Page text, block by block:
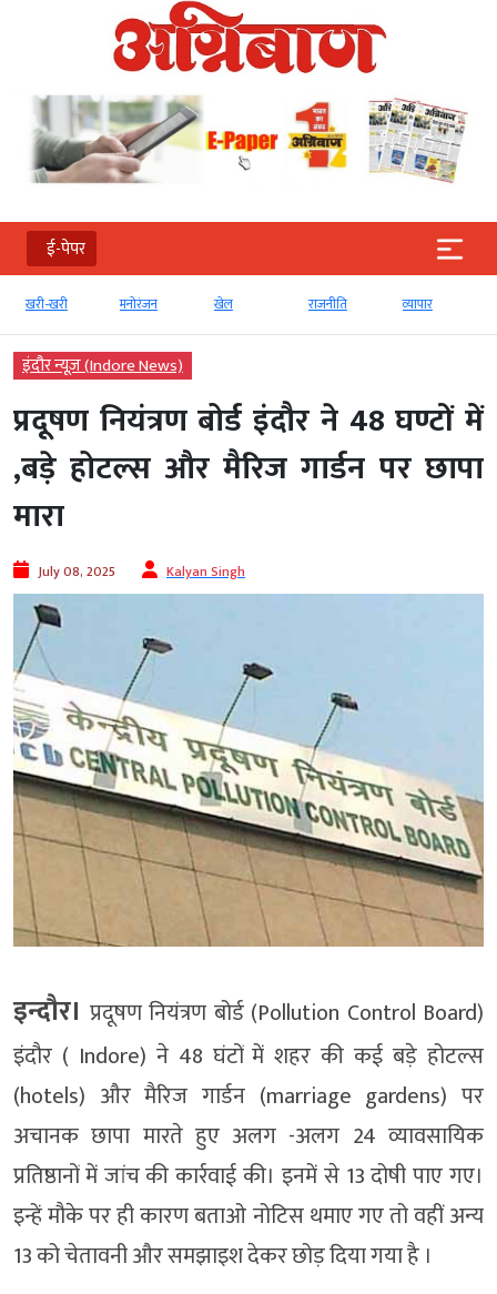
ई-पेपर
खरी-खरी मनोरंजन खेल राजनीति व्‍यापार
इंदौर न्यूज़ (Indore News)
प्रदूषण नियंत्रण बोर्ड इंदौर ने 48 घण्टों में
,बड़े होटल्स और मैरिज गार्डन पर छापा
मारा
July 08, 2025 Kalyan Singh
इन्दौर। प्रदूषण नियंत्रण बोर्ड (Pollution Control Board)
इंदौर ( Indore) ने 48 घंटों में शहर की कई बड़े होटल्स
(hotels) और मैरिज गार्डन (marriage gardens) पर
अचानक छापा मारते हुए अलग -अलग 24 व्यावसायिक
प्रतिष्ठानों में जांच की कार्रवाई की। इनमें से 13 दोषी पाए गए।
इन्हें मौके पर ही कारण बताओ नोटिस थमाए गए तो वहीं अन्य
13 को चेतावनी और समझाइश देकर छोड़ दिया गया है ।